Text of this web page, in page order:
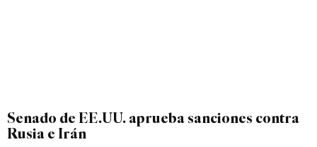
Senado de EE.UU. aprueba sanciones contra
Rusia e Irán